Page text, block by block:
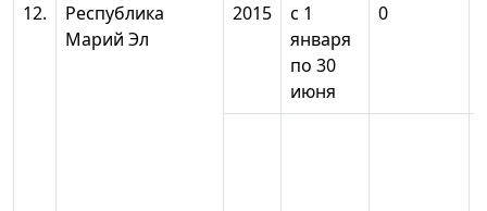
12.
Республика
Марий Эл
2015
с 1
января
по 30
июня
0